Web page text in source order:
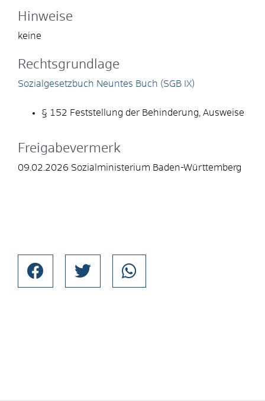
Hinweise
keine
Rechtsgrundlage
Sozialgesetzbuch Neuntes Buch (SGB IX)
§ 152 Feststellung der Behinderung, Ausweise
Freigabevermerk
09.02.2026 Sozialministerium Baden-Württemberg